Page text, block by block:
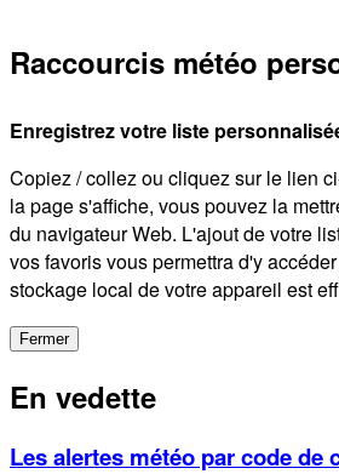
Raccourcis météo
Enregistrez votre liste
Copiez / collez ou cliquez sur le lien
la page s'affiche, vous pouvez la
du navigateur Web. L'ajout de votre
vos favoris vous permettra d'y
stockage local de votre appareil est
Fermer
En vedette
Les alertes météo par code de